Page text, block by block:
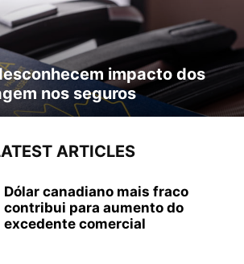
impacto dos
nos seguros
ARTICLES
Dólar canadiano mais fraco
contribui para aumento do
excedente comercial